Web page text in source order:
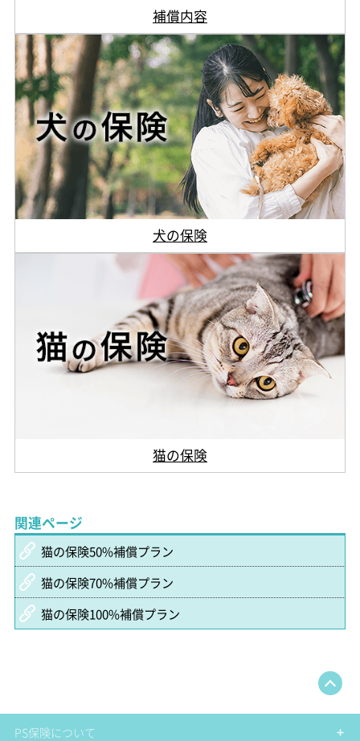
補償内容
犬の保険
猫の保険
関連ページ
猫の保険50%補償プラン
猫の保険70%補償プラン
猫の保険100%補償プラン
PS保険について